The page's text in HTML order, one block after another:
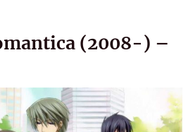
(2008-) –